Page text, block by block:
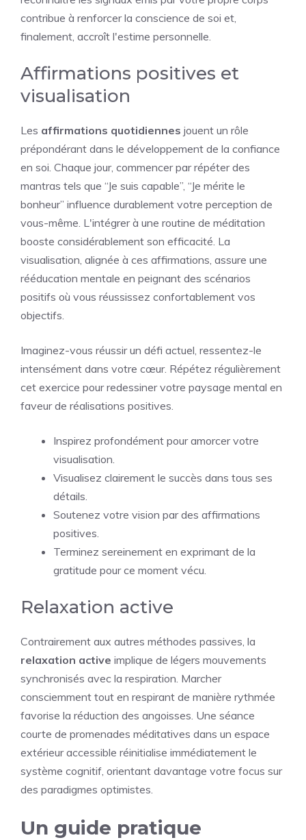
contribue à renforcer la conscience de soi et,
finalement, accroît l'estime personnelle.
Affirmations positives et
visualisation
Les affirmations quotidiennes jouent un rôle
prépondérant dans le développement de la confiance
en soi. Chaque jour, commencer par répéter des
mantras tels que “Je suis capable”, “Je mérite le
bonheur” influence durablement votre perception de
vous-même. L'intégrer à une routine de méditation
booste considérablement son efficacité. La
visualisation, alignée à ces affirmations, assure une
rééducation mentale en peignant des scénarios
positifs où vous réussissez confortablement vos
objectifs.
Imaginez-vous réussir un défi actuel, ressentez-le
intensément dans votre cœur. Répétez régulièrement
cet exercice pour redessiner votre paysage mental en
faveur de réalisations positives.
Inspirez profondément pour amorcer votre
visualisation.
Visualisez clairement le succès dans tous ses
détails.
Soutenez votre vision par des affirmations
positives.
Terminez sereinement en exprimant de la
gratitude pour ce moment vécu.
Relaxation active
Contrairement aux autres méthodes passives, la
relaxation active implique de légers mouvements
synchronisés avec la respiration. Marcher
consciemment tout en respirant de manière rythmée
favorise la réduction des angoisses. Une séance
courte de promenades méditatives dans un espace
extérieur accessible réinitialise immédiatement le
système cognitif, orientant davantage votre focus sur
des paradigmes optimistes.
Un guide pratique